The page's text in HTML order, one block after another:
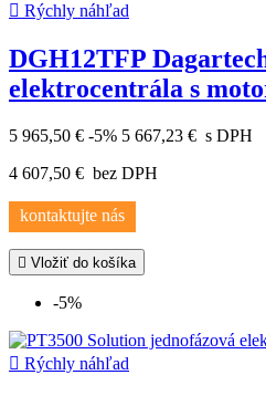
 Rýchly náhľad
DGH12TFP
elektrocentrála s
5 965,50 € -5% 5 667,23 € s DPH
4 607,50 € bez DPH
kontaktujte nás
 Vložiť do košíka
-5%
 Rýchly náhľad